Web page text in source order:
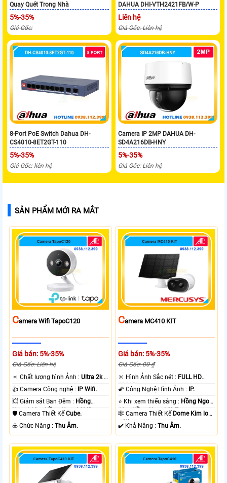
Quay Quét Trong Nhà
5%-35%
Giá Gốc:
DAHUA DHI-VTH2421FB/W-P
Liên hệ
Giá Gốc: Liên hệ
8-Port PoE Switch Dahua DH-
CS4010-8ET2GT-110
5%-35%
Giá Gốc: liên hệ
Camera IP 2MP DAHUA DH-
SD4A216DB-HNY
5%-35%
Giá Gốc: Liên hệ
SẢN PHẨM MỚI RA MẮT
CAmera Wifi TapoC120
Giá bán: 5%-35%
Giá Gốc: Liên hệ
🔅 Chất lượng hình Ảnh :Ultra 2k +
.
👍 Camera Công nghệ : IP Wifi.
💥 Giám sát Ban Đêm : Hồng
Ngoại 10m Hồng Ngoại SMD.
🛡 Camera Thiết KếCube.
️☣️ Chức Năng :Thu Âm.
CAmera MC410 KIT
Giá bán: 5%-35%
Giá Gốc: 00 ₫
🔆 Hình Ảnh Sắc nét : FULL HD
1080P .
🌠 Công Nghệ Hình Ảnh : IP.
⭐ Khi xem thiếu sáng : Hồng Ngoại
10m Hồng Ngoại SMD.
🕸️ Camera Thiết Kế Dome Kim loại
+ Nhựa.
️✔️ Khả Năng :Thu Âm.